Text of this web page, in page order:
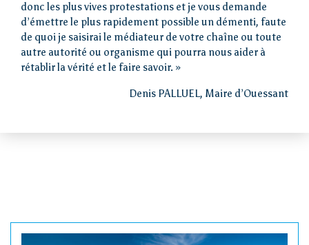
Accueil
Visiter
Actions de l’AIP
donc les plus vives protestations et je vous demande
d’émettre le plus rapidement possible un démenti, faute
de quoi je saisirai le médiateur de votre chaîne ou toute
autre autorité ou organisme qui pourra nous aider à
rétablir la vérité et le faire savoir. »
Denis PALLUEL, Maire d’Ouessant